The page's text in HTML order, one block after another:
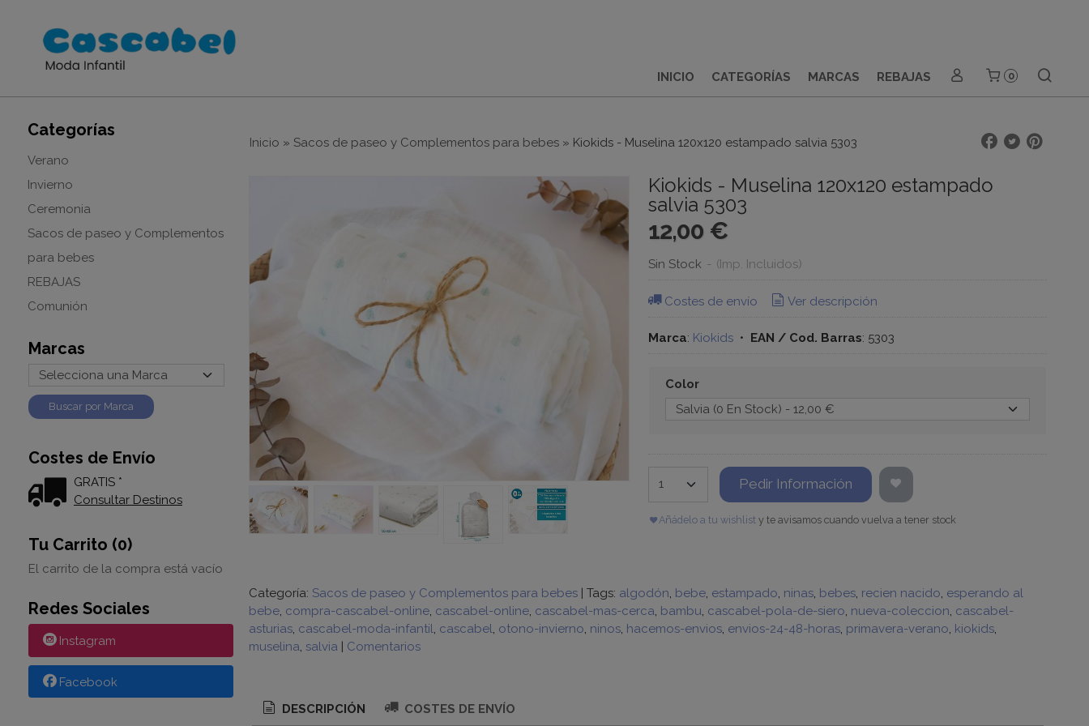
INICIO CATEGORÍAS MARCAS REBAJAS 0
Categorías
Verano
Invierno
Ceremonia
Sacos de paseo y Complementos
para bebes
REBAJAS
Comunión
Marcas
Costes de Envío
GRATIS *
Consultar Destinos
Tu Carrito (0)
El carrito de la compra está vacío
Redes Sociales
Instagram
Facebook
Inicio » Sacos de paseo y Complementos para bebes» Kiokids - Muselina 120x120 estampado salvia 5303
Kiokids - Muselina 120x120 estampado
salvia 5303
12,00 €
Sin Stock - (Imp. Incluidos)
Costes de envío Ver descripción
Marca: Kiokids• EAN / Cod. Barras: 5303
Color
Pedir Información
Añádelo a tu wishlist y te avisamos cuando vuelva a tener stock
Categoría: Sacos de paseo y Complementos para bebes| Tags: algodón bebe estampado ninas bebes recien nacido esperando al
bebe compra-cascabel-online cascabel-online cascabel-mas-cerca bambu cascabel-pola-de-siero nueva-coleccion cascabel-
asturias cascabel-moda-infantil cascabel otono-invierno ninos hacemos-envios envios-24-48-horas primavera-verano kiokids
muselina salvia | Comentarios
DESCRIPCIÓN COSTES DE ENVÍO